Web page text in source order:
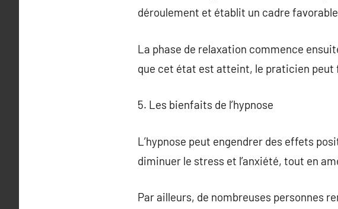
déroulement et établit un cadre
La phase de relaxation commence
que cet état est atteint, le praticien peut
5. Les bienfaits de l’hypnose
L’hypnose peut engendrer des effets
diminuer le stress et l’anxiété, tout en
Par ailleurs, de nombreuses personnes